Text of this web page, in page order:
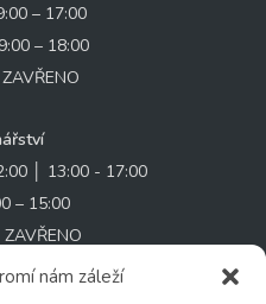
nám záleží
– 17:00
– 18:00
│ 13:00 - 17:00
– 15:00